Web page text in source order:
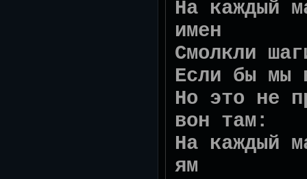
На каждый
имен
Смолкли
Если бы мы
Но это не
вон там:
На каждый
ям